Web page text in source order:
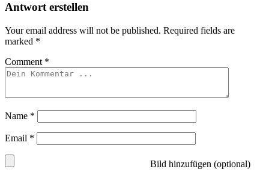
Antwort erstellen
Your email address will not be published. Required fields are
marked *
Comment *
Name *
Email *
Bild hinzufügen (optional)